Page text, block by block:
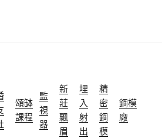
頌缽
課程
監
視
器
新
莊
飄
眉
埋
入
射
出
精
密
鋼
模
鋼模
廠